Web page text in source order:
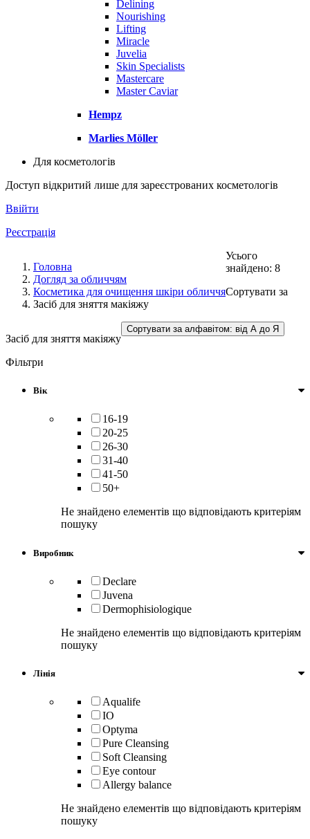
Delining
Nourishing
Lifting
Miracle
Juvelia
Skin Specialists
Mastercare
Master Caviar
Hempz
Marlies Möller
Для косметологів
Доступ відкритий лише для зареєстрованих косметологів
Ввійти
Реєстрація
Головна
Догляд за обличчям
Косметика для очищення шкіри обличчя
Засіб для зняття макіяжу
Засіб для зняття макіяжу
Фільтри
Вік
16-19
20-25
26-30
31-40
41-50
50+
Не знайдено елементів що відповідають критеріям
пошуку
Виробник
Declare
Juvena
Dermophisiologique
Не знайдено елементів що відповідають критеріям
пошуку
Лінія
Aqualife
IO
Optyma
Pure Cleansing
Soft Cleansing
Eye contour
Allergy balance
Не знайдено елементів що відповідають критеріям
пошуку
Усього
знайдено: 8
Сортувати за
Сортувати за алфавітом: від А до Я